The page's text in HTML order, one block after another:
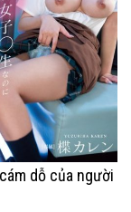
dỗ của người